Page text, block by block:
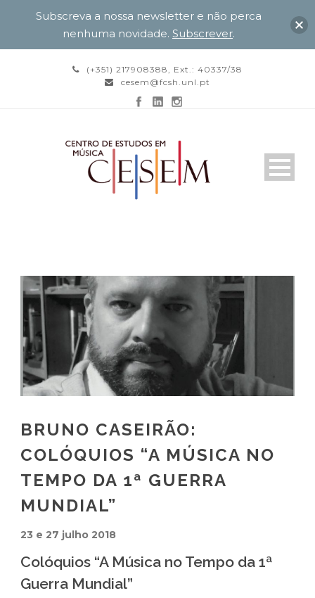
(+351) 217908388, Ext.: 40337/38
cesem@fcsh.unl.pt
BRUNO CASEIRÃO:
COLÓQUIOS “A MÚSICA NO
TEMPO DA 1ª GUERRA
MUNDIAL”
23 e 27 julho 2018
Colóquios “A Música no Tempo da 1ª
Guerra Mundial”
Subscreva a nossa newsletter e não perca
nenhuma novidade. Subscrever.